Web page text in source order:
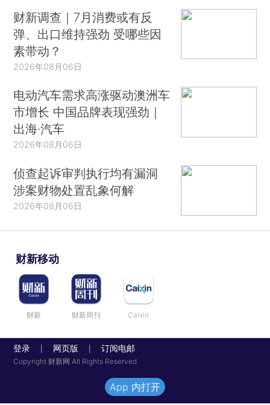
财新调查｜7月消费或有反
弹、出口维持强劲 受哪些因
素带动？
2026年08月06日
电动汽车需求高涨驱动澳洲车
市增长 中国品牌表现强劲｜
出海·汽车
2026年08月06日
侦查起诉审判执行均有漏洞
涉案财物处置乱象何解
2026年08月06日
财新移动
财新 财新周刊 Caixin
登录 网页版 订阅电邮
Copyright 财新网 All Rights Reserved
App 内打开